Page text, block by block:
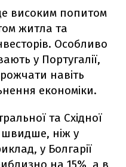
високим попитом
житла та
Особливо
у Португалії,
навіть
економіки.
та Східної
швидше, ніж у
у Болгарії
на 15%, а в